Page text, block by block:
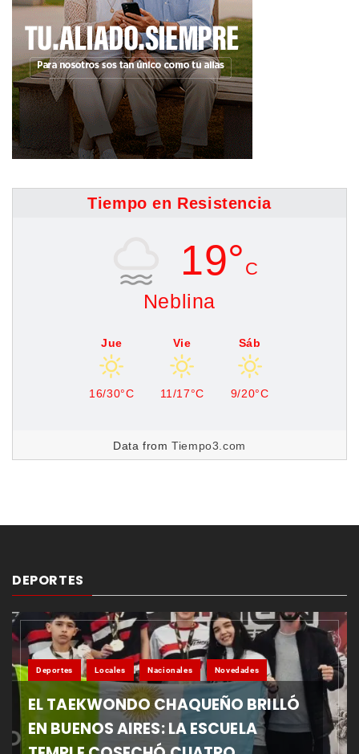
Tiempo en Resistencia
19° C
Neblina
Jue
16/30°C
Vie
11/17°C
Sáb
9/20°C
Data fromTiempo3.com
DEPORTES
Deportes Locales Nacionales Novedades
EL TAEKWONDO CHAQUEÑO BRILLÓ
EN BUENOS AIRES: LA ESCUELA